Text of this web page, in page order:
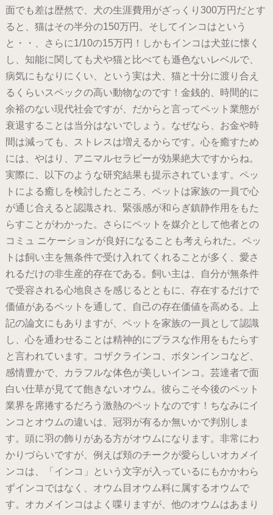
面でも差は歴然で、犬の生涯費用がざっくり300万円だとす
ると、猫はその半分の150万円。そしてインコはという
と・・、さらに1/10の15万円！しかもインコは犬並に懐く
し、知能に関しても犬や猫と比べても遜色ないレベルで、
病気にもなりにくい、という実は犬、猫と十分に渡り合え
るくらいスペックの高い動物なのです！金銭的、時間的に
余裕のない現代社会ですが、だからと言ってペット業態が
衰退することは当分はないでしょう。なぜなら、お金や時
間は減っても、ストレスは増えるからです。心を癒すため
には、やはり、アニマルセラピーが効果絶大ですからね。
実際に、以下のような研究結果も提示されています。ペッ
トによる癒しを検討したところ、ペットは家族の一員で心
が通じ合えると認識され、緊張感が和らぎ鎮静作用をもた
らすことがわかった。さらにペットを媒介として他者との
コミュ ニケーションが良好になることも考えられた。ペッ
トは飼い主を無条件で受け入れてくれることが多く、愛さ
れるだけの非生産的存在である。飼い主は、自分が無条件
で受容される心地良さを感じるとともに、存在するだけで
価値があるペットを通して、自己の存在価値を高める。上
記の論文にもありますが、ペットを家族の一員として認識
し、心を通わせることは精神的にプラスな作用をもたらす
と言われています。コザクラインコ、ボタンインコなど、
感情豊かで、カラフルな体色が美しいインコ。芸達者で面
白い仕草が見てて飽きないオウム。彼らこそ今後のペット
業界を席捲するだろう激熱のペットなのです！ちなみにイ
ンコとオウムの違いは、冠羽が有るか無いかで判別しま
す。頭に羽の飾りがある方がオウムになります。非常にわ
かりづらいですが、例えば頬のチークが愛らしいオカメイ
ンコは、「インコ」という文字が入っているにもかかわら
ずインコではなく、オウム目オウム科に属するオウムで
す。オカメインコはよく喋りますが、他のオウムはあまり